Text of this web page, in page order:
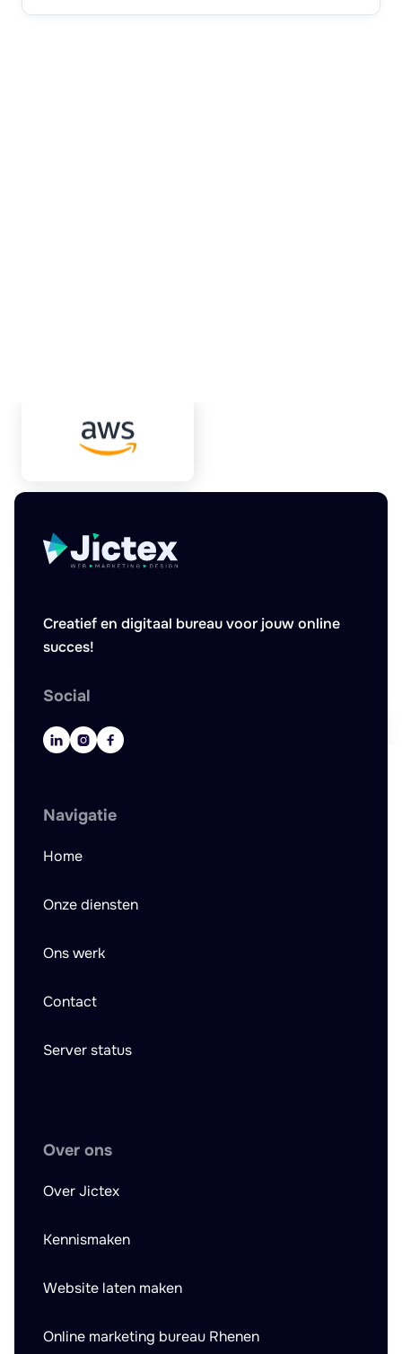
Creatief en digitaal bureau voor jouw online
succes!
Social
  
Navigatie
Home
Onze diensten
Ons werk
Contact
Server status
Over ons
Over Jictex
Kennismaken
Website laten maken
Online marketing bureau Rhenen